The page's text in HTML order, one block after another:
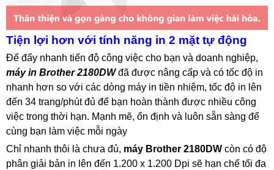
Tiện lợi hơn với tính năng in 2 mặt tự động
Để đẩy nhanh tiến độ công việc cho bạn và doanh nghiệp,
máy in Brother 2180DWđã được nâng cấp và có tốc độ in
nhanh hơn so với các dòng máy in tiền nhiệm, tốc độ in lên
đến 34 trang/phút đủ để bạn hoàn thành được nhiều công
việc trong thời hạn. Mạnh mẽ, ổn định và luôn sẵn sàng để
cùng bạn làm việc mỗi ngày
Chỉ nhanh thôi là chưa đủ, máy Brother 2180DW còn có độ
phân giải bản in lên đến 1.200 x 1.200 Dpi sẽ hạn chế tối đa